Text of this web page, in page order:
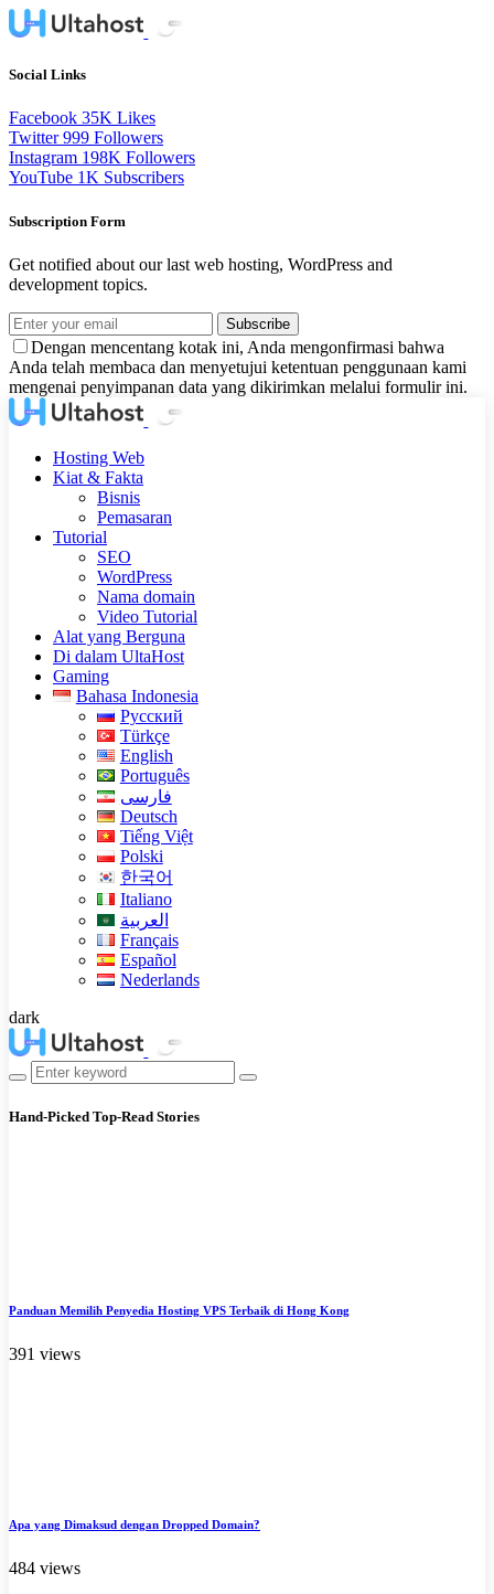
Social Links
Facebook 35K Likes
Twitter 999 Followers
Instagram 198K Followers
YouTube 1K Subscribers
Subscription Form
Get notified about our last web hosting, WordPress and
development topics.
Subscribe
Dengan mencentang kotak ini, Anda mengonfirmasi bahwa
Anda telah membaca dan menyetujui ketentuan penggunaan kami
mengenai penyimpanan data yang dikirimkan melalui formulir ini.
Hosting Web
Kiat & Fakta
Bisnis
Pemasaran
Tutorial
SEO
WordPress
Nama domain
Video Tutorial
Alat yang Berguna
Di dalam UltaHost
Gaming
Bahasa Indonesia
Русский
Türkçe
English
Português
فارسی
Deutsch
Tiếng Việt
Polski
한국어
Italiano
العربية
Français
Español
Nederlands
dark
Hand-Picked Top-Read Stories
Panduan Memilih Penyedia Hosting VPS Terbaik di Hong Kong
391 views
Apa yang Dimaksud dengan Dropped Domain?
484 views